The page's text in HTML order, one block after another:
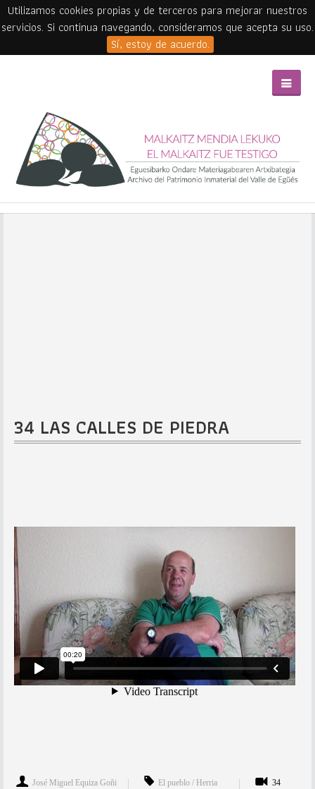
Utilizamos cookies propias y de terceros para mejorar nuestros
servicios. Si continua navegando, consideramos que acepta su uso.
Sí, estoy de acuerdo.
34 LAS CALLES DE PIEDRA
José Miguel Equiza Goñi El pueblo / Herria
34